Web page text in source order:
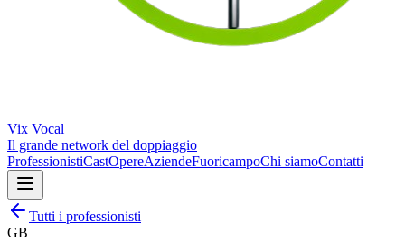
Vix Vocal
Il grande network del doppiaggio
ProfessionistiCastOpereAziendeFuoricampoChi siamoContatti
Tutti i professionisti
GB